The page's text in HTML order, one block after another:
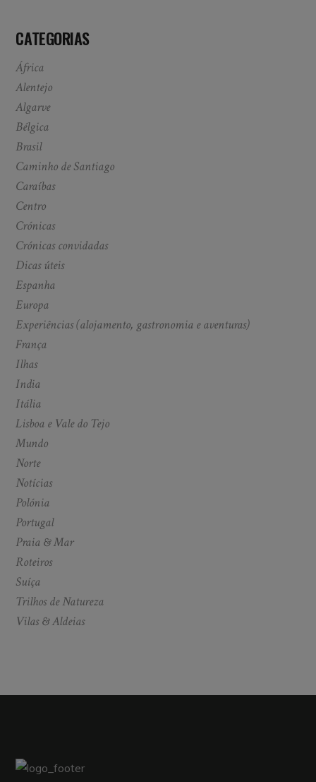
CATEGORIAS
África
Alentejo
Algarve
Bélgica
Brasil
Caminho de Santiago
Caraíbas
Centro
Crónicas
Crónicas convidadas
Dicas úteis
Espanha
Europa
Experiências (alojamento, gastronomia e aventuras)
França
Ilhas
India
Itália
Lisboa e Vale do Tejo
Mundo
Norte
Notícias
Polónia
Portugal
Praia & Mar
Roteiros
Suíça
Trilhos de Natureza
Vilas & Aldeias